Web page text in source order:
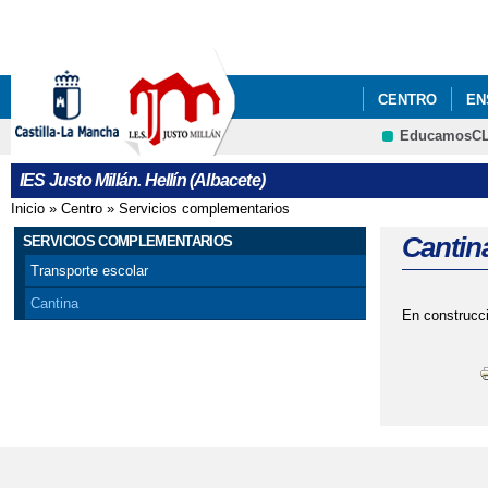
CENTRO
IES Justo Millán. Hellín (Albacete)
Se encuentra usted aquí
Inicio » Centro » Servicios complementarios
SERVICIOS COMPLEMENTARIOS
Transporte escolar
Cantina
En